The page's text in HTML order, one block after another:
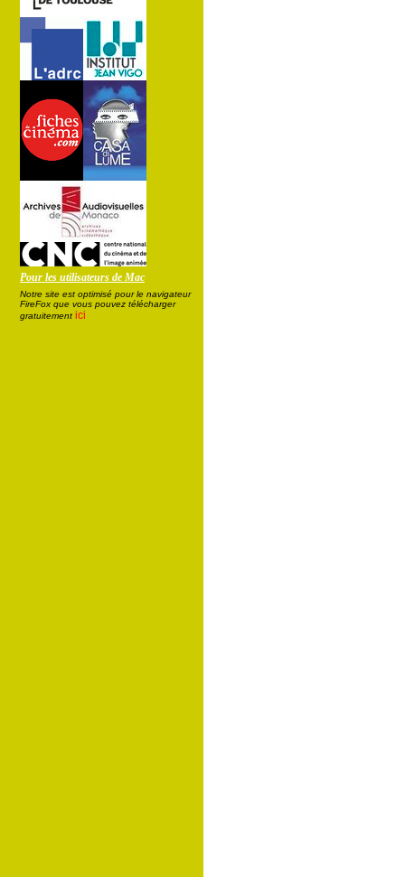
Pour les utilisateurs de Mac
Notre site est optimisé pour le navigateur
FireFox que vous pouvez télécharger
gratuitement ici